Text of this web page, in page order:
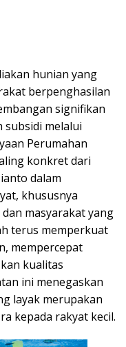
hunian yang
berpenghasilan
signifikan
subsidi melalui
Perumahan
konkret dari
dalam
khususnya
masyarakat yang
terus memperkuat
mempercepat
kualitas
ini menegaskan
layak merupakan
kepada rakyat kecil.